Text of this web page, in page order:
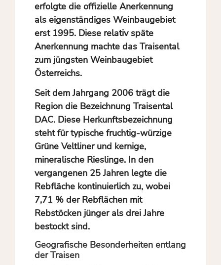
erfolgte die offizielle Anerkennung
als eigenständiges Weinbaugebiet
erst 1995. Diese relativ späte
Anerkennung machte das Traisental
zum jüngsten Weinbaugebiet
Österreichs.
Seit dem Jahrgang 2006 trägt die
Region die Bezeichnung Traisental
DAC. Diese Herkunftsbezeichnung
steht für typische fruchtig-würzige
Grüne Veltliner und kernige,
mineralische Rieslinge. In den
vergangenen 25 Jahren legte die
Rebfläche kontinuierlich zu, wobei
7,71 % der Rebflächen mit
Rebstöcken jünger als drei Jahre
bestockt sind.
Geografische Besonderheiten entlang
der Traisen